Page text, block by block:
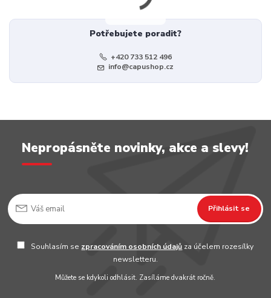
Potřebujete poradit?
+420 733 512 496
info@capushop.cz
Nepropásněte novinky, akce a slevy!
Přihlásit se
Souhlasím se zpracováním osobních údajů za účelem rozesílky
newsletteru.
Můžete se kdykoli odhlásit. Zasíláme dvakrát ročně.